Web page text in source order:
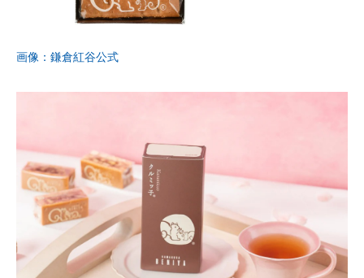
ITエンジニア向け専門サイト
モノづくり技術者専門サイト
エレクトロニクス専門サイト
電子設計の基本と応用
エネルギーの専門メディア
画像：鎌倉紅谷公式